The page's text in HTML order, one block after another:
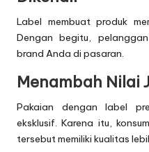
Label membuat produk
Dengan begitu,
brand Anda di pasaran.
Menambah Nilai
Pakaian dengan label
eksklusif. Karena itu,
tersebut memiliki kualitas